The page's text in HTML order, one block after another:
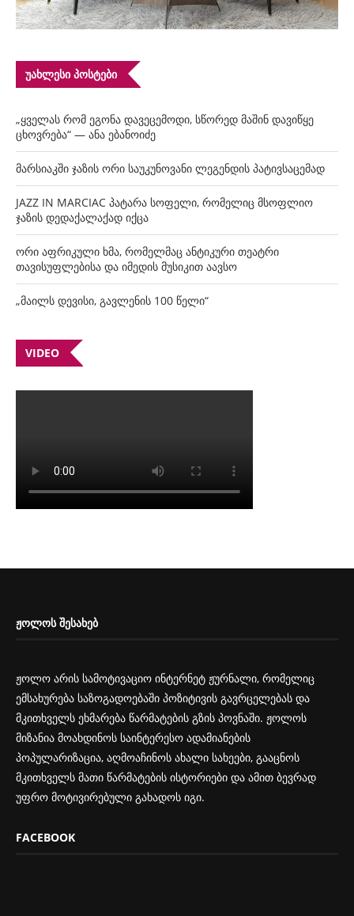
ᲣᲐᲮᲚᲔᲡᲘ ᲞᲝᲡᲢᲔᲑᲘ
„ყველას რომ ეგონა დავეცემოდი, სწორედ მაშინ დავიწყე
ცხოვრება“ — ანა ებანოიძე
მარსიაკში ჯაზის ორი საუკუნოვანი ლეგენდის პატივსაცემად
JAZZ IN MARCIAC პატარა სოფელი, რომელიც მსოფლიო
ჯაზის დედაქალაქად იქცა
ორი აფრიკული ხმა, რომელმაც ანტიკური თეატრი
თავისუფლებისა და იმედის მუსიკით აავსო
„მაილს დევისი, გავლენის 100 წელი“
VIDEO
ᲟᲝᲚᲝᲡ ᲨᲔᲡᲐᲮᲔᲑ
ჟოლო არის სამოტივაციო ინტერნეტ ჟურნალი, რომელიც
ემსახურება საზოგადოებაში პოზიტივის გავრცელებას და
მკითხველს ეხმარება წარმატების გზის პოვნაში. ჟოლოს
მიზანია მოახდინოს საინტერესო ადამიანების
პოპულარიზაცია, აღმოაჩინოს ახალი სახეები, გააცნოს
მკითხველს მათი წარმატების ისტორიები და ამით ბევრად
უფრო მოტივირებული გახადოს იგი.
FACEBOOK